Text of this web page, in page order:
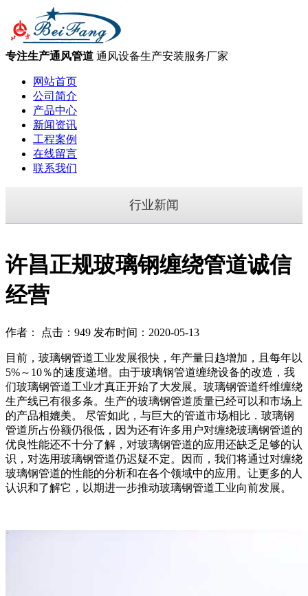
专注生产通风管道 通风设备生产安装服务厂家
网站首页
公司简介
产品中心
新闻资讯
工程案例
在线留言
联系我们
行业新闻
许昌正规玻璃钢缠绕管道诚信
经营
作者： 点击：949 发布时间：2020-05-13
目前，玻璃钢管道工业发展很快，年产量日趋增加，且每年以
5%～10％的速度递增。由于玻璃钢管道缠绕设备的改造，我
们玻璃钢管道工业才真正开始了大发展。玻璃钢管道纤维缠绕
生产线已有很多条。生产的玻璃钢管道质量已经可以和市场上
的产品相媲美。 尽管如此，与巨大的管道市场相比．玻璃钢
管道所占份额仍很低，因为还有许多用户对缠绕玻璃钢管道的
优良性能还不十分了解，对玻璃钢管道的应用还缺乏足够的认
识，对选用玻璃钢管道仍迟疑不定。因而，我们将通过对缠绕
玻璃钢管道的性能的分析和在各个领域中的应用。让更多的人
认识和了解它，以期进一步推动玻璃钢管道工业向前发展。